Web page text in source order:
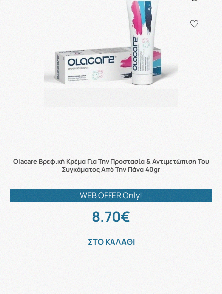
Olacare Βρεφική Κρέμα Για Την Προστασία & Αντιμετώπιση Του
Συγκάματος Από Την Πάνα 40gr
WEB OFFER Only!
8.70€
ΣΤΟ ΚΑΛΑΘΙ